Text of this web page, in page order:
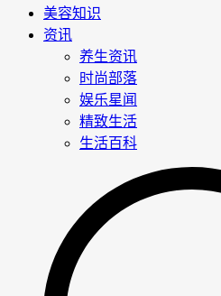
美容知识
资讯
养生资讯
时尚部落
娱乐星闻
精致生活
生活百科